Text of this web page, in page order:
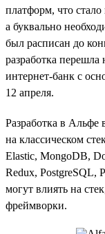
платформ, что
а буквально
был расписан до
разработка
интернет-банк с
12 апреля.
Разработка в Альфе
на классическом
Elastic, MongoDB,
Redux, PostgreSQL,
могут влиять на
фреймворки.